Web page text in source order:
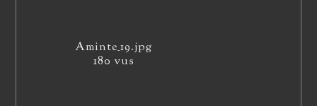
Aminte_19.jpg
180 vus